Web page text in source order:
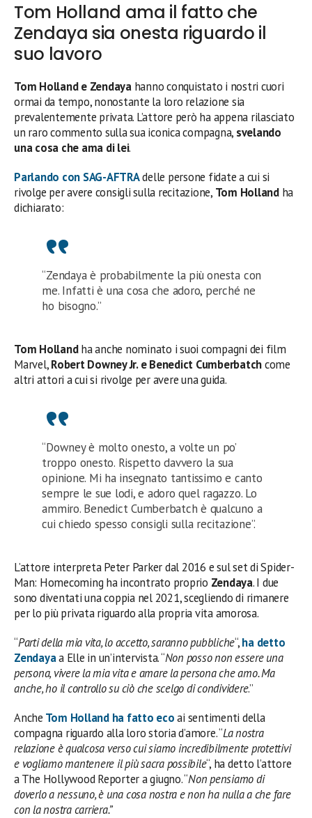
Tom Holland ama il fatto che
Zendaya sia onesta riguardo il
suo lavoro
Tom Holland e Zendayahanno conquistato i nostri cuori
ormai da tempo, nonostante la loro relazione sia
prevalentemente privata. L’attore però ha appena rilasciato
un raro commento sulla sua iconica compagna, svelando
una cosa che ama di lei.
Parlando con SAG-AFTRAdelle persone fidate a cui si
rivolge per avere consigli sulla recitazione, Tom Hollandha
dichiarato:
“Zendaya è probabilmente la più onesta con
me. Infatti è una cosa che adoro, perché ne
ho bisogno.”
Tom Hollandha anche nominato i suoi compagni dei film
Marvel,Robert Downey Jr. e Benedict Cumberbatchcome
altri attori a cui si rivolge per avere una guida.
“Downey è molto onesto, a volte un po’
troppo onesto. Rispetto davvero la sua
opinione. Mi ha insegnato tantissimo e canto
sempre le sue lodi, e adoro quel ragazzo. Lo
ammiro. Benedict Cumberbatch è qualcuno a
cui chiedo spesso consigli sulla recitazione”.
L’attore interpreta Peter Parker dal 2016 e sul set di Spider-
Man: Homecoming ha incontrato proprio Zendaya. I due
sono diventati una coppia nel 2021, scegliendo di rimanere
per lo più privata riguardo alla propria vita amorosa.
“Parti della mia vita, lo accetto, saranno pubbliche“,ha detto
Zendayaa Elle in un’intervista. “Non posso non essere una
persona, vivere la mia vita e amare la persona che amo. Ma
anche, ho il controllo su ciò che scelgo di condividere.”
Anche Tom Hollandha fatto ecoai sentimenti della
compagna riguardo alla loro storia d’amore. “La nostra
relazione è qualcosa verso cui siamo incredibilmente protettivi
e vogliamo mantenere il più sacra possibile“, ha detto l’attore
a The Hollywood Reporter a giugno. “Non pensiamo di
doverlo a nessuno, è una cosa nostra e non ha nulla a che fare
con la nostra carriera.”